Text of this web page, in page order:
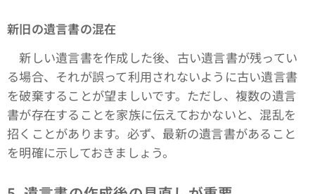
新旧の遺言書の混在
新しい遺言書を作成した後、古い遺言書が残ってい
る場合、それが誤って利用されないように古い遺言書
を破棄することが望ましいです。ただし、複数の遺言
書が存在することを家族に伝えておかないと、混乱を
招くことがあります。必ず、最新の遺言書があること
を明確に示しておきましょう。